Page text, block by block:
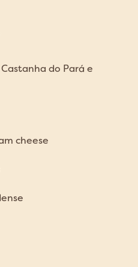
do Pará e
cheese